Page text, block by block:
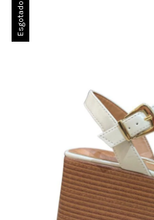
Esgotado